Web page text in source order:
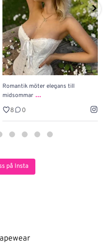
Romantik möter elegans till
midsommar ...
8 0
på Insta